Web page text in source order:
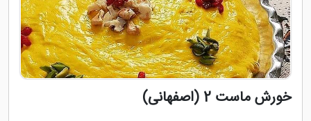
خورش ماست 2 (اصفهانی)